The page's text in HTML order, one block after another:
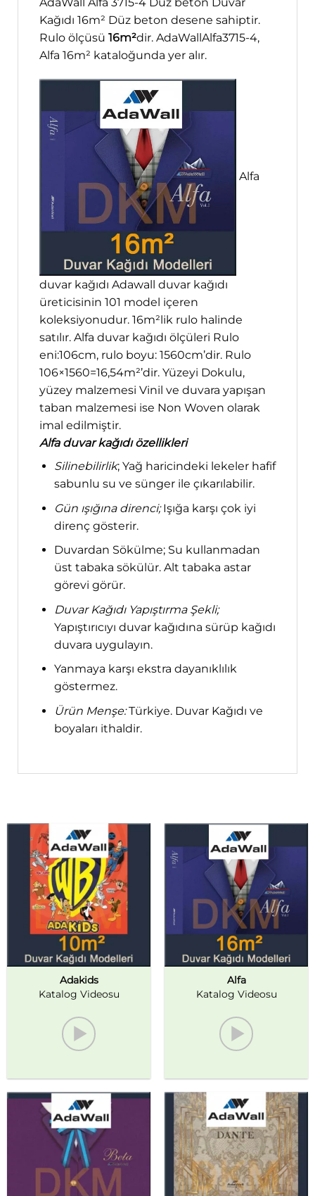
Kağıdı 16m² Düz beton desene sahiptir.
Rulo ölçüsü 16m²dir. AdaWallAlfa3715-4,
Alfa 16m² kataloğunda yer alır.
Alfa
duvar kağıdı Adawall duvar kağıdı
üreticisinin 101 model içeren
koleksiyonudur. 16m²lik rulo halinde
satılır. Alfa duvar kağıdı ölçüleri Rulo
eni:106cm, rulo boyu: 1560cm’dir. Rulo
106×1560=16,54m²’dir. Yüzeyi Dokulu,
yüzey malzemesi Vinil ve duvara yapışan
taban malzemesi ise Non Woven olarak
imal edilmiştir.
Alfa duvar kağıdı özellikleri
Silinebilirlik; Yağ haricindeki lekeler hafif
sabunlu su ve sünger ile çıkarılabilir.
Gün ışığına direnci;Işığa karşı çok iyi
direnç gösterir.
Duvardan Sökülme; Su kullanmadan
üst tabaka sökülür. Alt tabaka astar
görevi görür.
Duvar Kağıdı Yapıştırma Şekli;
Yapıştırıcıyı duvar kağıdına sürüp kağıdı
duvara uygulayın.
Yanmaya karşı ekstra dayanıklılık
göstermez.
Ürün Menşe:Türkiye. Duvar Kağıdı ve
boyaları ithaldir.
Adakids
Katalog Videosu
Alfa
Katalog Videosu